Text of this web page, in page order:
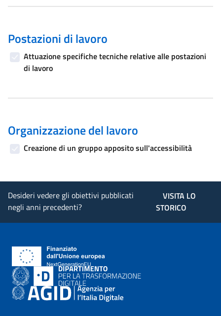
Postazioni di lavoro
Attuazione specifiche tecniche relative alle postazioni
di lavoro
Organizzazione del lavoro
Creazione di un gruppo apposito sull'accessibilità
Desideri vedere gli obiettivi pubblicati
negli anni precedenti?
VISITA LO
STORICO